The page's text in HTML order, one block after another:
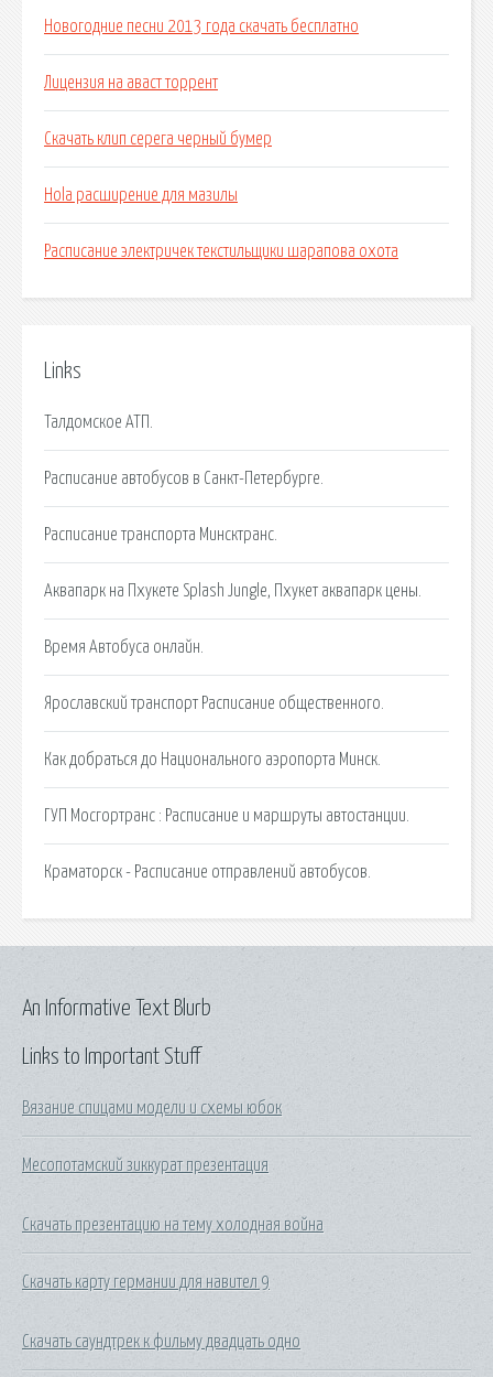
Новогодние песни 2013 года скачать бесплатно
Лицензия на аваст торрент
Скачать клип серега черный бумер
Hola расширение для мазилы
Расписание электричек текстильщики шарапова охота
Links
Талдомское АТП.
Расписание автобусов в Санкт-Петербурге.
Расписание транспорта Минсктранс.
Аквапарк на Пхукете Splash Jungle, Пхукет аквапарк цены.
Время Автобуса онлайн.
Ярославский транспорт Расписание общественного.
Как добраться до Национального аэропорта Минск.
ГУП Мосгортранс : Расписание и маршруты автостанции.
Краматорск - Расписание отправлений автобусов.
Links to Important Stuff
Вязание спицами модели и схемы юбок
Месопотамский зиккурат презентация
Скачать презентацию на тему холодная война
Скачать карту германии для навител 9
Скачать саундтрек к фильму двадцать одно
An Informative Text Blurb